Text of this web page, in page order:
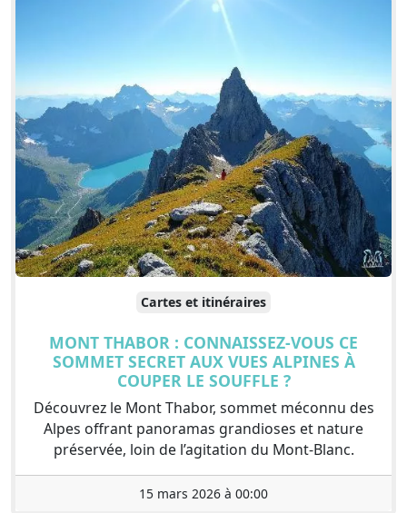
Cartes et itinéraires
MONT THABOR : CONNAISSEZ-VOUS CE
SOMMET SECRET AUX VUES ALPINES À
COUPER LE SOUFFLE ?
Découvrez le Mont Thabor, sommet méconnu des
Alpes offrant panoramas grandioses et nature
préservée, loin de l’agitation du Mont-Blanc.
15 mars 2026 à 00:00